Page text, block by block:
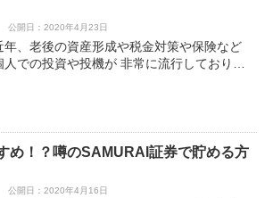
公開日：2020年4月23日
年、老後の資産形成や税金対策や保険など
人での投資や投機が 非常に流行しており…
め！？噂のSAMURAI証券で貯める方
公開日：2020年4月16日